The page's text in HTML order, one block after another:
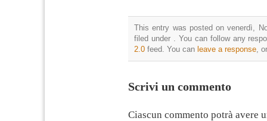
This entry was posted on venerdì,
filed under . You can follow any
2.0 feed. You can leave a response ,
Scrivi un commento
Ciascun commento potrà avere